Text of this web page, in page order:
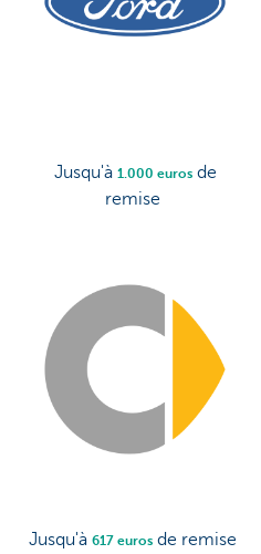
Jusqu'à 1.000 eurosde
remise
Jusqu'à 617 euros de remise